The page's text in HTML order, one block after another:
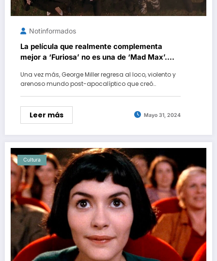
Notinformados
La película que realmente complementa
mejor a ‘Furiosa’ no es una de ‘Mad Max’.
en su estreno y puedes ver en streaming
Una vez más, George Miller regresa al loco, violento y
arenoso mundo post-apocalíptico que creó…
Leer más Mayo 31, 2024
Cultura